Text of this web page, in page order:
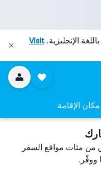
الإنجليزية.Visit
الإقامة
من مئات مواقع السفر